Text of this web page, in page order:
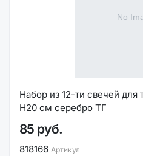
Набор из 12-ти свечей для
H20 см серебро ТГ
85 руб.
818166 Артикул